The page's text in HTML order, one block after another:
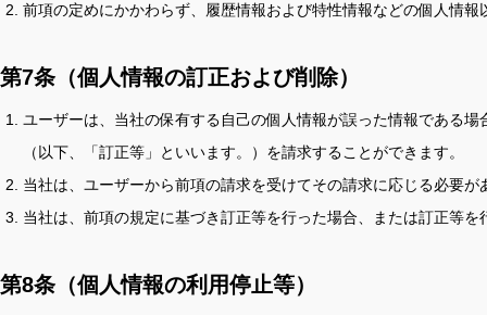
前項の定めにかかわらず、履歴情報および特性情報などの個人情
第7条（個人情報の訂正および削除）
ユーザーは、当社の保有する自己の個人情報が誤った情報である
（以下、「訂正等」といいます。）を請求することができます。
当社は、ユーザーから前項の請求を受けてその請求に応じる必要
当社は、前項の規定に基づき訂正等を行った場合、または訂正等
第8条（個人情報の利用停止等）